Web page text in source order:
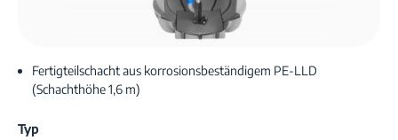
Fertigteilschacht aus korrosionsbeständigem PE-LLD
(Schachthöhe 1,6 m)
Typ